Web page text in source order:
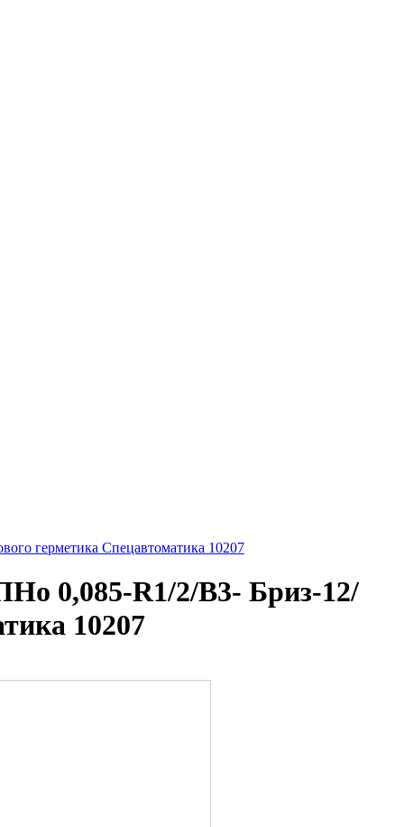
герметика Спецавтоматика 10207
0,085-R1/2/В3- Бриз-12/
10207